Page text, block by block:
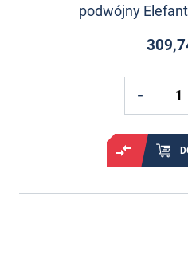
podwójny